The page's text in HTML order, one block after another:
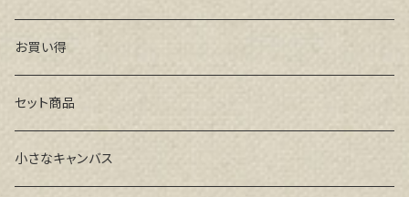
お買い得
セット商品
小さなキャンバス